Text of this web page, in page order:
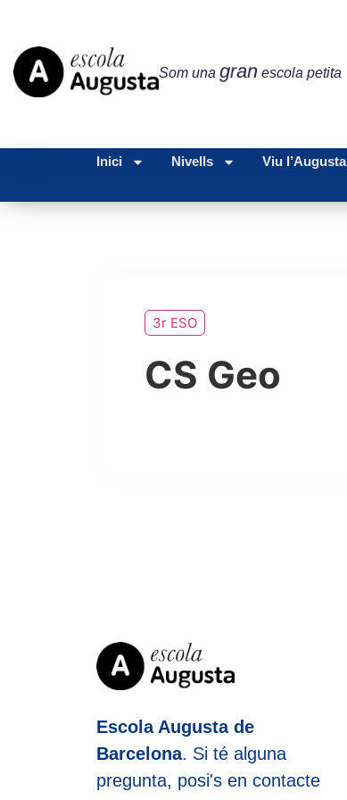
Som una gran escola petita
Inici Nivells Viu l’Augusta
3r ESO
CS Geo
Escola Augusta de
Barcelona. Si té alguna
pregunta, posi's en contacte